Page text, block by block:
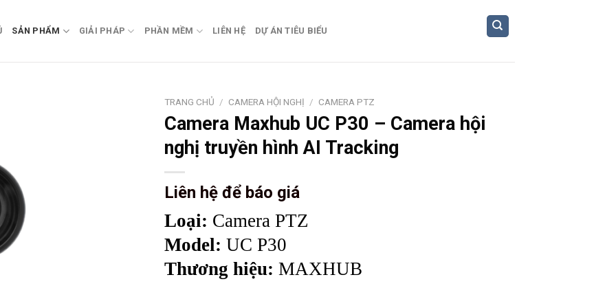
SẢN PHẨM GIẢI PHÁP PHẦN MỀM LIÊN HỆ DỰ ÁN TIÊU BIỂU
TRANG CHỦ / CAMERA HỘI NGHỊ / CAMERA PTZ
Camera Maxhub UC P30 – Camera hội
nghị truyền hình AI Tracking
Liên hệ để báo giá
Loại: Camera PTZ
Model: UC P30
Thương hiệu: MAXHUB